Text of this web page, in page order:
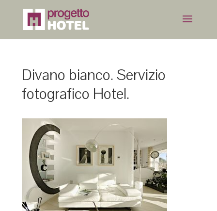
Divano bianco. Servizio
fotografico Hotel.